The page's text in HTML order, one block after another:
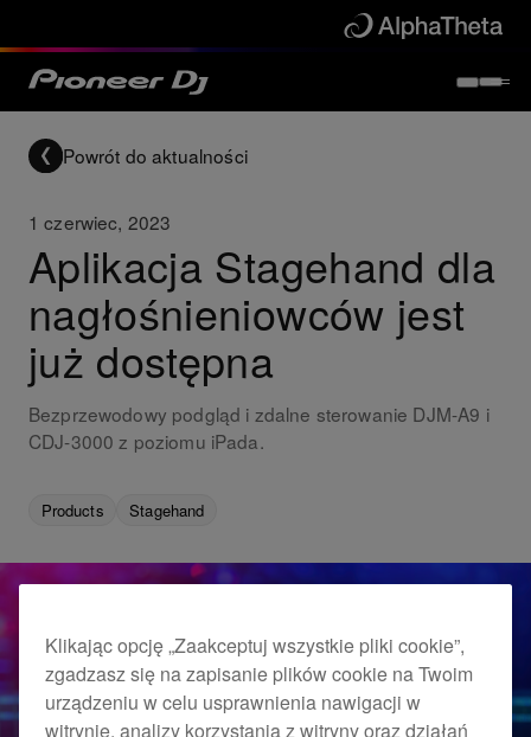
Powrót do aktualności
1 czerwiec, 2023
Aplikacja Stagehand dla
nagłośnieniowców jest
już dostępna
Bezprzewodowy podgląd i zdalne sterowanie DJM-A9 i
CDJ-3000 z poziomu iPada.
Products Stagehand
Klikając opcję „Zaakceptuj wszystkie pliki cookie”,
zgadzasz się na zapisanie plików cookie na Twoim
urządzeniu w celu usprawnienia nawigacji w
witrynie, analizy korzystania z witryny oraz działań